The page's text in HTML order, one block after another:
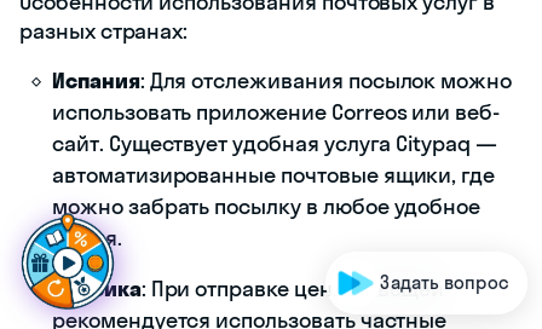
разных странах:
Испания: Для отслеживания посылок можно
использовать приложение Correos или веб-
сайт. Существует удобная услуга Citypaq —
автоматизированные почтовые ящики, где
можно забрать посылку в любое удобное
время.
Мексика: При отправке ценных вещей
рекомендуется использовать частные
Готовы
Задать вопрос